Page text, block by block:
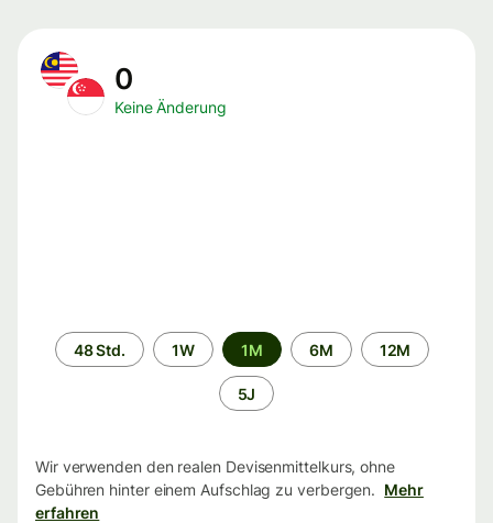
0
Keine Änderung
Zeitraum
48 Std. 1W 1M 6M 12M
5J
Wir verwenden den realen Devisenmittelkurs, ohne
Gebühren hinter einem Aufschlag zu verbergen. Mehr
erfahren